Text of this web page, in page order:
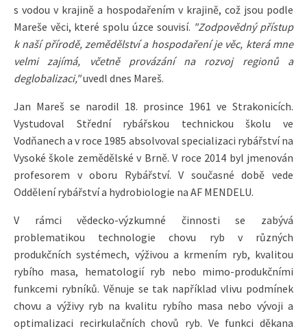
s vodou v krajině a hospodařením v krajině, což jsou podle
Mareše věci, které spolu úzce souvisí. "Zodpovědný přístup
k naší přírodě, zemědělství a hospodaření je věc, která mne
velmi zajímá, včetně provázání na rozvoj regionů a
deglobalizaci,"uvedl dnes Mareš.
Jan Mareš se narodil 18. prosince 1961 ve Strakonicích.
Vystudoval Střední rybářskou technickou školu ve
Vodňanech a v roce 1985 absolvoval specializaci rybářství na
Vysoké škole zemědělské v Brně. V roce 2014 byl jmenován
profesorem v oboru Rybářství. V současné době vede
Oddělení rybářství a hydrobiologie na AF MENDELU.
V rámci vědecko-výzkumné činnosti se zabývá
problematikou technologie chovu ryb v různých
produkčních systémech, výživou a krmením ryb, kvalitou
rybího masa, hematologií ryb nebo mimo-produkčními
funkcemi rybníků. Věnuje se tak například vlivu podmínek
chovu a výživy ryb na kvalitu rybího masa nebo vývoji a
optimalizaci recirkulačních chovů ryb. Ve funkci děkana